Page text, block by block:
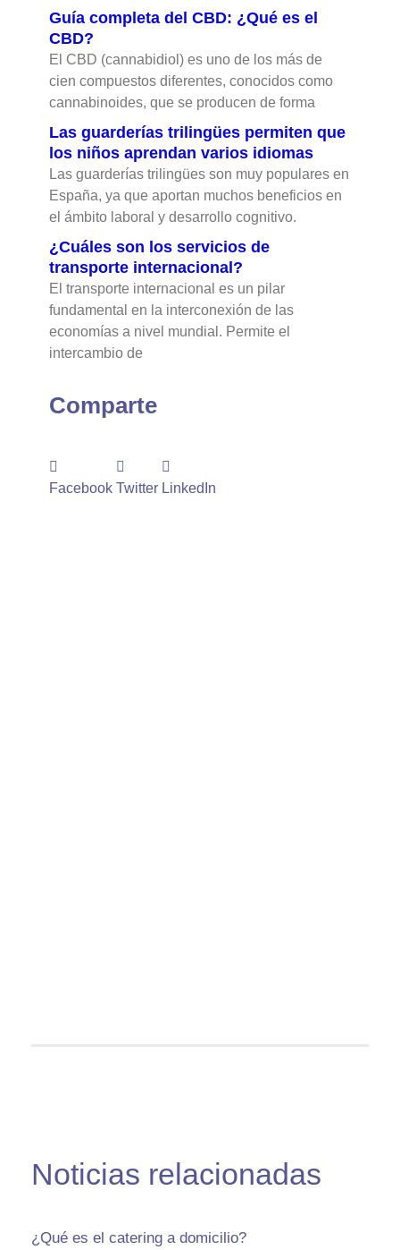
Guía completa del CBD: ¿Qué es el
CBD?
El CBD (cannabidiol) es uno de los más de
cien compuestos diferentes, conocidos como
cannabinoides, que se producen de forma
Las guarderías trilingües permiten que
los niños aprendan varios idiomas
Las guarderías trilingües son muy populares en
España, ya que aportan muchos beneficios en
el ámbito laboral y desarrollo cognitivo.
¿Cuáles son los servicios de
transporte internacional?
El transporte internacional es un pilar
fundamental en la interconexión de las
economías a nivel mundial. Permite el
intercambio de
Comparte
Facebook Twitter LinkedIn
Noticias relacionadas
¿Qué es el catering a domicilio?